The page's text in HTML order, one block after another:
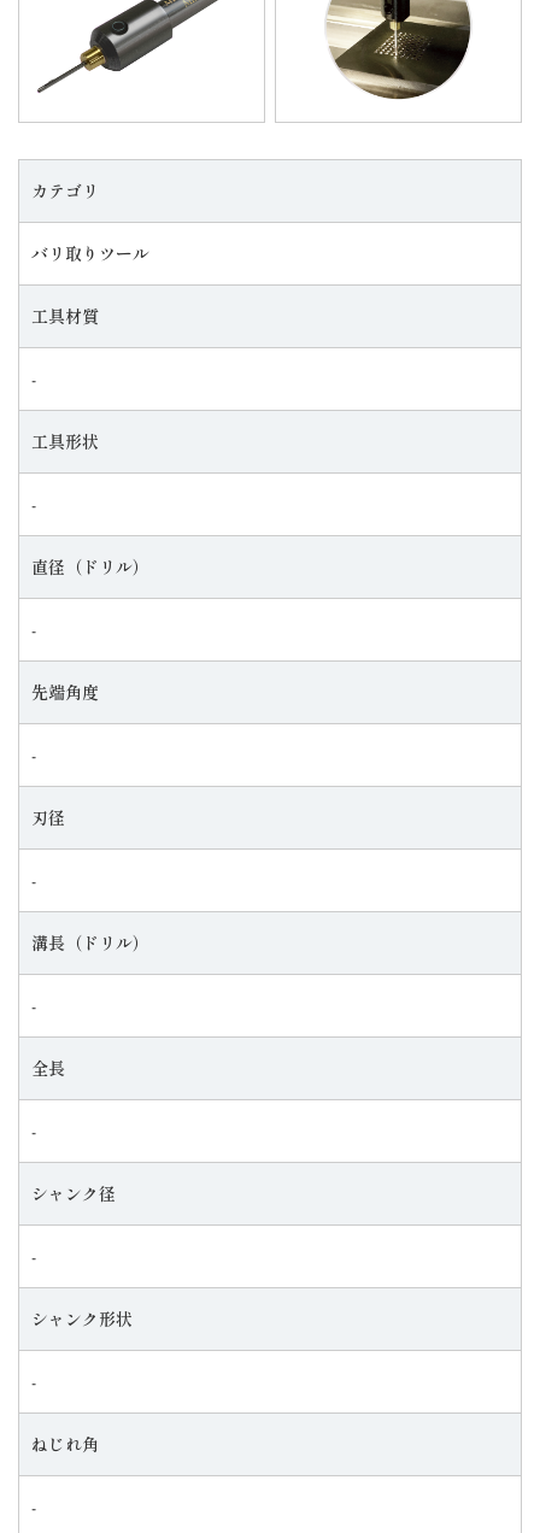
カテゴリ
バリ取りツール
工具材質
‐
工具形状
‐
直径（ドリル）
‐
先端角度
‐
刃径
‐
溝長（ドリル）
‐
全長
‐
シャンク径
‐
シャンク形状
‐
ねじれ角
‐